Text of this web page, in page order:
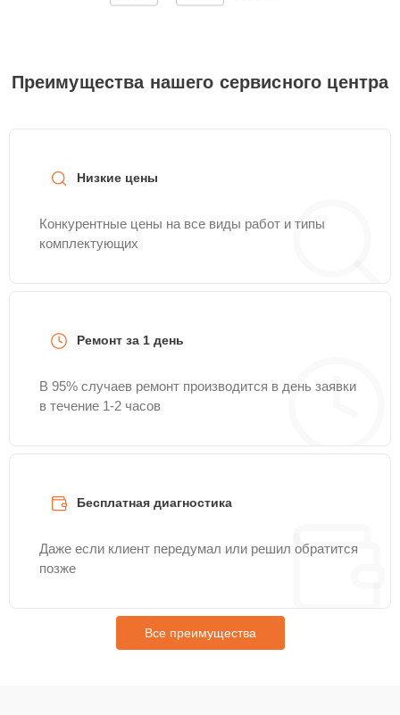
Преимущества нашего сервисного центра
Низкие цены
Конкурентные цены на все виды работ и типы
комплектующих
Ремонт за 1 день
В 95% случаев ремонт производится в день заявки
в течение 1-2 часов
Бесплатная диагностика
Даже если клиент передумал или решил обратится
позже
Все преимущества